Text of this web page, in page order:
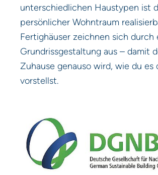
unterschiedlichen Haustypen ist
persönlicher Wohntraum
Fertighäuser zeichnen sich durch
Grundrissgestaltung aus – damit
Zuhause genauso wird, wie du es
vorstellst.